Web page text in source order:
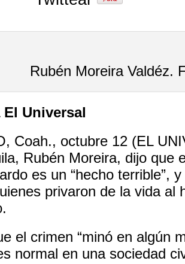
Rubén Moreira Valdéz.
Universal
Coah., octubre 12 (EL
Rubén Moreira, dijo que
es un “hecho terrible”,
privaron de la vida al
el crimen “minó en algún
normal en una sociedad